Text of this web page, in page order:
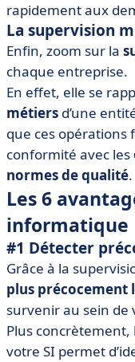
rapidement aux
La supervision
Enfin, zoom sur la
chaque entreprise.
En effet, elle se
métiers d’une
que ces
conformité avec les
normes de qualité.
Les 6
informatique
#1 Détecter
Grâce à la
plus précocement
survenir au sein
Plus concrètement,
votre SI permet